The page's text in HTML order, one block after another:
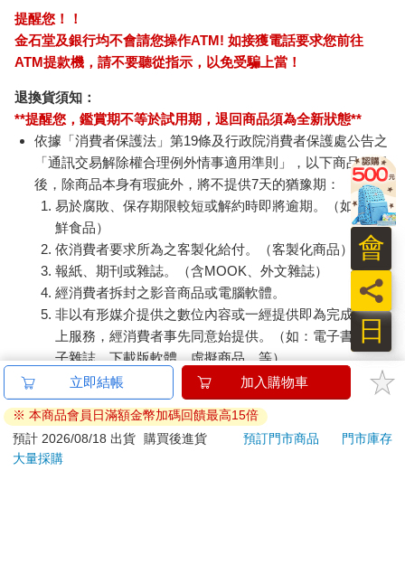
提醒您！！
金石堂及銀行均不會請您操作ATM! 如接獲電話要求您前往
ATM提款機，請不要聽從指示，以免受騙上當！
退換貨須知：
**提醒您，鑑賞期不等於試用期，退回商品須為全新狀態**
依據「消費者保護法」第19條及行政院消費者保護處公告之
「通訊交易解除權合理例外情事適用準則」，以下商品購買
後，除商品本身有瑕疵外，將不提供7天的猶豫期：
易於腐敗、保存期限較短或解約時即將逾期。（如：生
鮮食品）
依消費者要求所為之客製化給付。（客製化商品）
報紙、期刊或雜誌。（含MOOK、外文雜誌）
經消費者拆封之影音商品或電腦軟體。
非以有形媒介提供之數位內容或一經提供即為完成之線
上服務，經消費者事先同意始提供。（如：電子書、電
子雜誌、下載版軟體、虛擬商品…等）
已拆封之個人衛生用品。（如：內衣褲、刮鬍刀、除毛
刀…等）
若非上列種類商品，均享有到貨7天的猶豫期（含例假
日）。
辦理退換貨時，商品（組合商品恕無法接受單獨退貨）必須
立即結帳 加入購物車
※ 本商品會員日滿額金幣加碼回饋最高15倍
預計 2026/08/18 出貨
購買後進貨 預訂門市商品
門市庫存
大量採購
日
員
會